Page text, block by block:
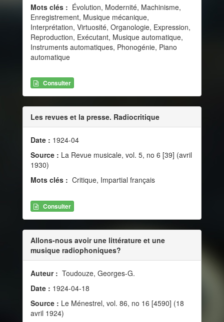
Mots clés : Évolution, Modernité, Machinisme,
Enregistrement, Musique mécanique,
Interprétation, Virtuosité, Organologie, Expression,
Reproduction, Exécutant, Musique automatique,
Instruments automatiques, Phonogénie, Piano
automatique
Consulter
Les revues et la presse. Radiocritique
Date : 1924-04
Source : La Revue musicale, vol. 5, no 6 [39] (avril
1930)
Mots clés : Critique, Impartial français
Consulter
Allons-nous avoir une littérature et une
musique radiophoniques?
Auteur : Toudouze, Georges-G.
Date : 1924-04-18
Source : Le Ménestrel, vol. 86, no 16 [4590] (18
avril 1924)